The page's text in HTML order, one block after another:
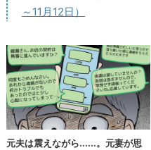
～11月12日）